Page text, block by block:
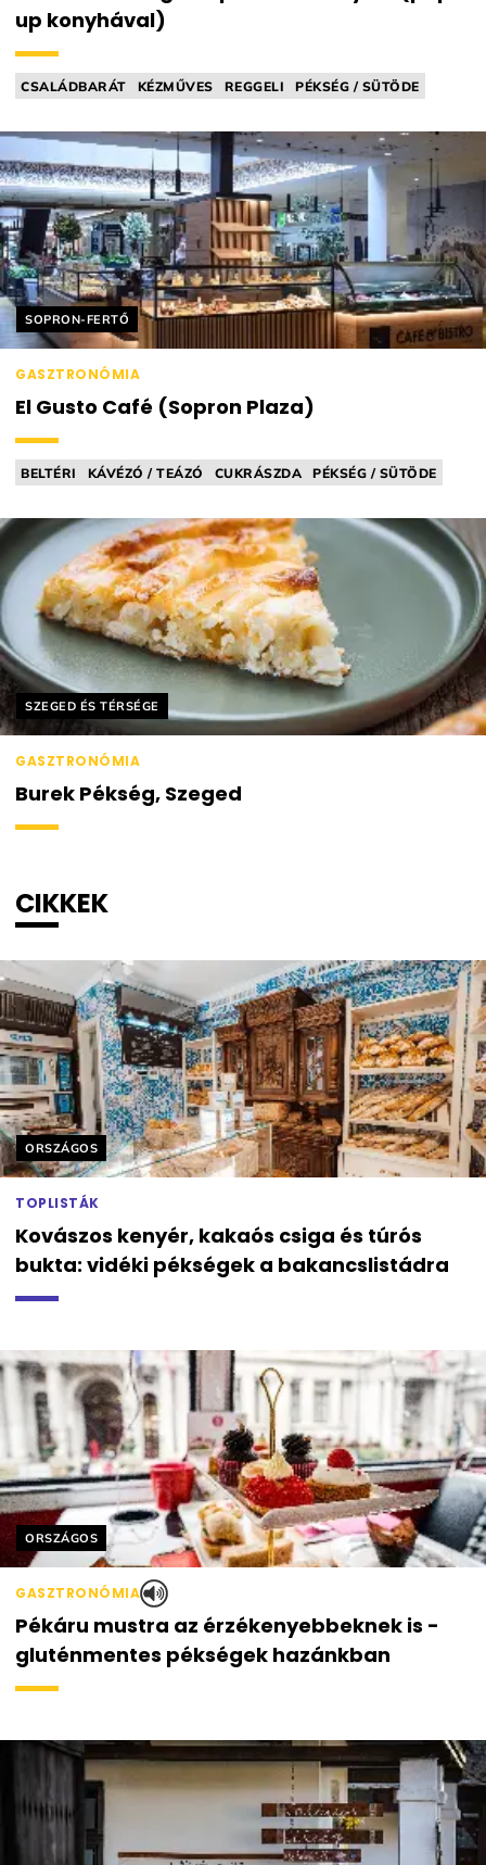
up konyhával)
CSALÁDBARÁT KÉZMŰVES REGGELI
PÉKSÉG / SÜTÖDE
Helyszín címkék:
SOPRON-FERTŐ
GASZTRONÓMIA
El Gusto Café (Sopron Plaza)
BELTÉRI KÁVÉZÓ / TEÁZÓ CUKRÁSZDA PÉKSÉG / SÜTÖDE
Helyszín címkék:
SZEGED ÉS TÉRSÉGE
GASZTRONÓMIA
Burek Pékség, Szeged
CIKKEK
Helyszín címkék:
ORSZÁGOS
TOPLISTÁK
Kovászos kenyér, kakaós csiga és túrós
bukta: vidéki pékségek a bakancslistádra
Helyszín címkék:
ORSZÁGOS
GASZTRONÓMIA
Pékáru mustra az érzékenyebbeknek is -
gluténmentes pékségek hazánkban